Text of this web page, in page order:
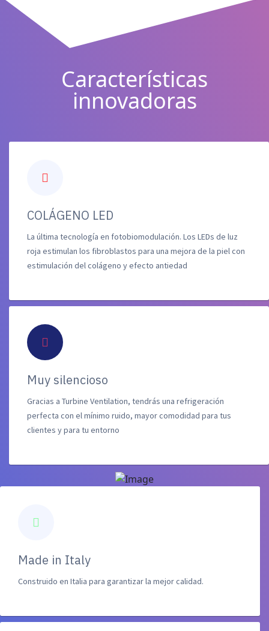
Características
innovadoras
COLÁGENO LED
La última tecnología en fotobiomodulación. Los LEDs de luz
roja estimulan los fibroblastos para una mejora de la piel con
estimulación del colágeno y efecto antiedad
Muy silencioso
Gracias a Turbine Ventilation, tendrás una refrigeración
perfecta con el mínimo ruido, mayor comodidad para tus
clientes y para tu entorno
Made in Italy
Construido en Italia para garantizar la mejor calidad.